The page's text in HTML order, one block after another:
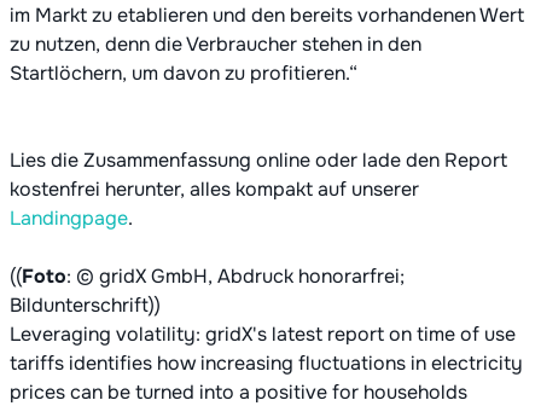
im Markt zu etablieren und den bereits vorhandenen Wert
zu nutzen, denn die Verbraucher stehen in den
Startlöchern, um davon zu profitieren.“
Lies die Zusammenfassung online oder lade den Report
kostenfrei herunter, alles kompakt auf unserer
Landingpage.
((Foto: © gridX GmbH, Abdruck honorarfrei;
Bildunterschrift))
Leveraging volatility: gridX's latest report on time of use
tariffs identifies how increasing fluctuations in electricity
prices can be turned into a positive for households